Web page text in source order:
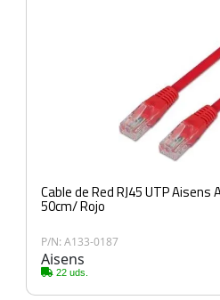
Cable de Red RJ45 UTP
50cm/ Rojo
P/N: A133-0187
Aisens
22 uds.